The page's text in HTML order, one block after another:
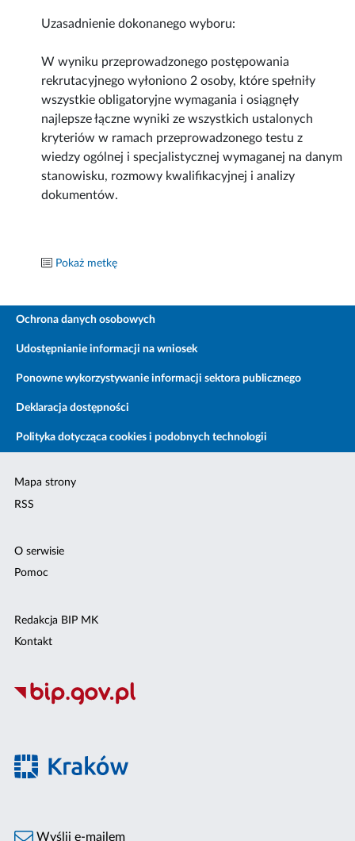
Uzasadnienie dokonanego wyboru:
W wyniku przeprowadzonego postępowania
rekrutacyjnego wyłoniono 2 osoby, które spełniły
wszystkie obligatoryjne wymagania i osiągnęły
najlepsze łączne wyniki ze wszystkich ustalonych
kryteriów w ramach przeprowadzonego testu z
wiedzy ogólnej i specjalistycznej wymaganej na danym
stanowisku, rozmowy kwalifikacyjnej i analizy
dokumentów.
Pokaż metkę
Ochrona danych osobowych
Udostępnianie informacji na wniosek
Ponowne wykorzystywanie informacji sektora publicznego
Deklaracja dostępności
Polityka dotycząca cookies i podobnych technologii
Mapa strony
RSS
O serwisie
Pomoc
Redakcja BIP MK
Kontakt
Wyślij e-mailem